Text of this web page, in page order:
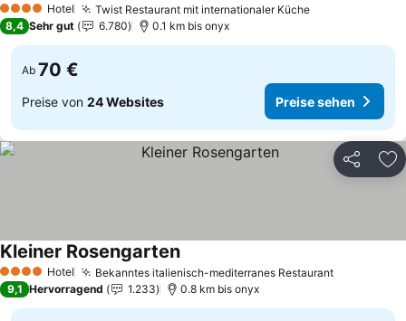
4 Sterne Hotel Twist Restaurant mit internationaler KüchePreise sehen
Preise sehen
8,4 Sehr gut 6.780 0.1 km bis onyx
Ab 70 €
Preise von 24 Websites Preise sehen
Teilen
4 Sterne Hotel Bekanntes italienisch-mediterranes RestaurantPreise
Kleiner RosengartenPreise sehen
9,1 Hervorragend 1.233 0.8 km bis onyx